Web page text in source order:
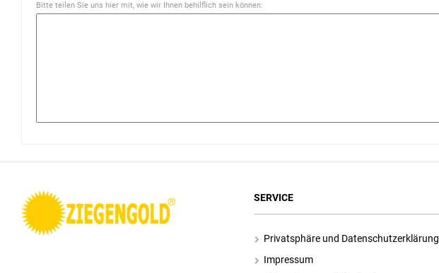
Bitte teilen Sie uns hier mit, wie wir Ihnen behilflich sein können:
SERVICE
Privatsphäre und Datenschutzerklärung
Impressum